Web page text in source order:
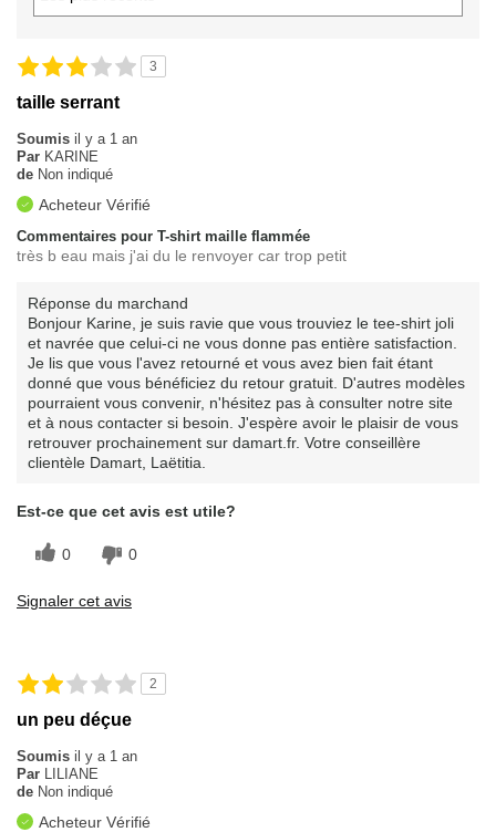
3
taille serrant
Soumis il y a 1 an
Par KARINE
de Non indiqué
Acheteur Vérifié
Commentaires pour T-shirt maille flammée
très b eau mais j'ai du le renvoyer car trop petit
Réponse du marchand
Bonjour Karine, je suis ravie que vous trouviez le tee-shirt joli
et navrée que celui-ci ne vous donne pas entière satisfaction.
Je lis que vous l'avez retourné et vous avez bien fait étant
donné que vous bénéficiez du retour gratuit. D'autres modèles
pourraient vous convenir, n'hésitez pas à consulter notre site
et à nous contacter si besoin. J'espère avoir le plaisir de vous
retrouver prochainement sur damart.fr. Votre conseillère
clientèle Damart, Laëtitia.
Est-ce que cet avis est utile?
0 0
Signaler cet avis
2
un peu déçue
Soumis il y a 1 an
Par LILIANE
de Non indiqué
Acheteur Vérifié